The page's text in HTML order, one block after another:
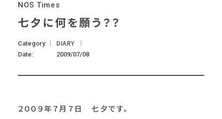
NOS Times
七夕に何を願う？？
Category DIARY
Date 2009/07/08
２００９年７月７日 七夕です。